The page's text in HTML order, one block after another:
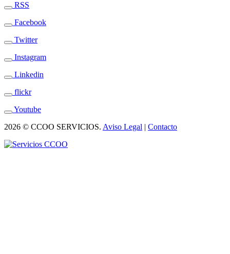
RSS
Facebook
Twitter
Instagram
Linkedin
flickr
Youtube
2026 © CCOO SERVICIOS. Aviso Legal | Contacto